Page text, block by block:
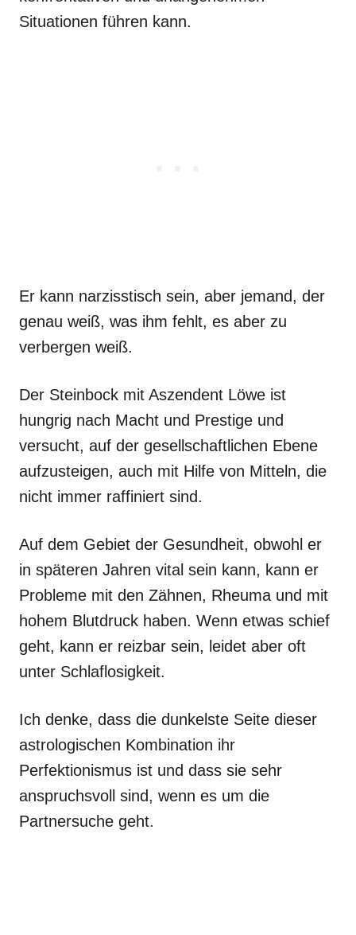
Situationen führen kann.
Er kann narzisstisch sein, aber jemand, der
genau weiß, was ihm fehlt, es aber zu
verbergen weiß.
Der Steinbock mit Aszendent Löwe ist
hungrig nach Macht und Prestige und
versucht, auf der gesellschaftlichen Ebene
aufzusteigen, auch mit Hilfe von Mitteln, die
nicht immer raffiniert sind.
Auf dem Gebiet der Gesundheit, obwohl er
in späteren Jahren vital sein kann, kann er
Probleme mit den Zähnen, Rheuma und mit
hohem Blutdruck haben. Wenn etwas schief
geht, kann er reizbar sein, leidet aber oft
unter Schlaflosigkeit.
Ich denke, dass die dunkelste Seite dieser
astrologischen Kombination ihr
Perfektionismus ist und dass sie sehr
anspruchsvoll sind, wenn es um die
Partnersuche geht.